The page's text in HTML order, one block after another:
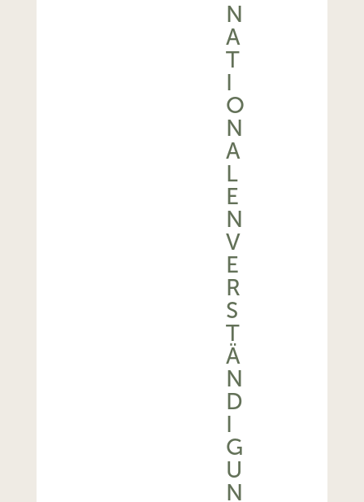
N
A
T
I
O
N
A
L
E
N
V
E
R
S
T
Ä
N
D
I
G
U
N